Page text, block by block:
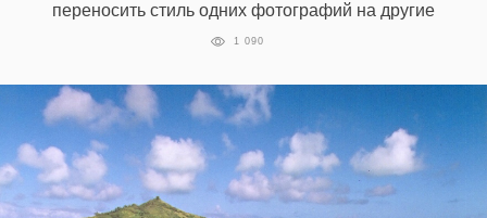
переносить стиль одних фотографий на другие
1 090